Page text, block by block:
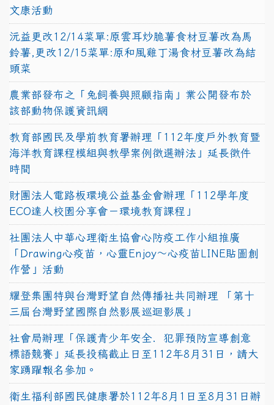
文康活動
沅益更改12/14菜單:原雲耳炒脆薯食材豆薯改為馬
鈴薯,更改12/15菜單:原和風雞丁湯食材豆薯改為結
頭菜
農業部發布之「兔飼養與照顧指南」業公開發布於
該部動物保護資訊網
教育部國民及學前教育署辦理「112年度戶外教育暨
海洋教育課程模組與教學案例徵選辦法」延長徵件
時間
財團法人電路板環境公益基金會辦理「112學年度
ECO達人校園分享會－環境教育課程」
社團法人中華心理衛生協會心防疫工作小組推廣
「Drawing心疫苗，心靈Enjoy〜心疫苗LINE貼圖創
作營」活動
耀登集團特與台灣野望自然傳播社共同辦理 「第十
三屆台灣野望國際自然影展巡迴影展」
社會局辦理「保護青少年安全．犯罪預防宣導創意
標語競賽」延長投稿截止日至112年8月31日，請大
家踴躍報名參加。
衛生福利部國民健康署於112年8月1日至8月31日辦